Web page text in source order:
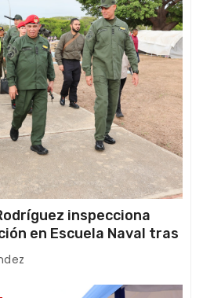
inspecciona
en Escuela Naval tras
en La Guaira